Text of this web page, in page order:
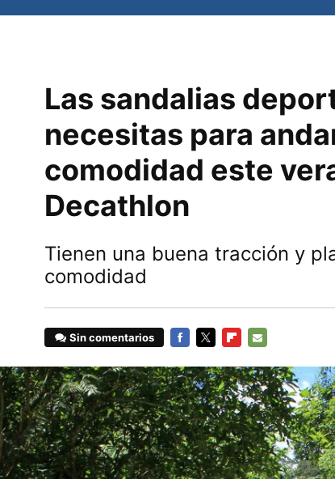
Las sandalias
necesitas para
comodidad este
Decathlon
Tienen una buena tracción y
comodidad
Sin comentarios
MAIL